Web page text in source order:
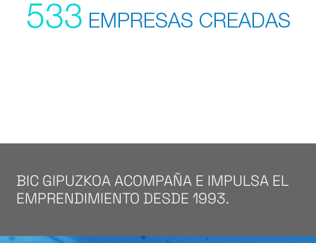
533 EMPRESAS CREADAS
BIC GIPUZKOA ACOMPAÑA E IMPULSA EL
EMPRENDIMIENTO DESDE 1993.